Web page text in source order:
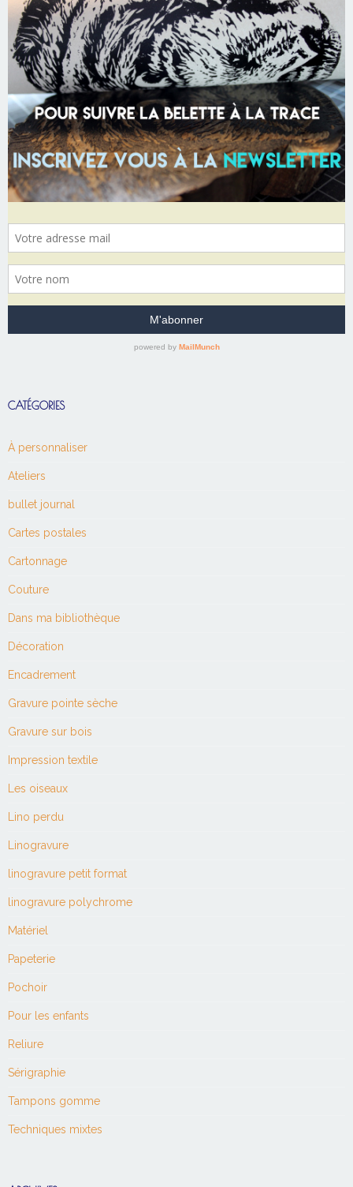
CATÉGORIES
À personnaliser
Ateliers
bullet journal
Cartes postales
Cartonnage
Couture
Dans ma bibliothèque
Décoration
Encadrement
Gravure pointe sèche
Gravure sur bois
Impression textile
Les oiseaux
Lino perdu
Linogravure
linogravure petit format
linogravure polychrome
Matériel
Papeterie
Pochoir
Pour les enfants
Reliure
Sérigraphie
Tampons gomme
Techniques mixtes